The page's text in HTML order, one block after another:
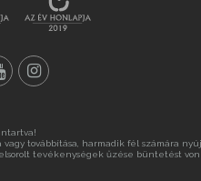
továbbítása, harmadik fél számára
tevékenységek űzése büntetést